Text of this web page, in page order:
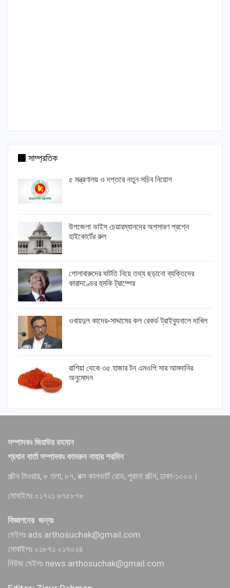
সাম্প্রতিক
৫ মন্ত্রণালয় ও দপ্তরে নতুন সচিব নিয়োগ
উপজেলা ভাইস চেয়ারম্যানদের অপসারণ প্রশ্নে
হাইকোর্টের রুল
গোলাবারুদের ঘাটতি নিয়ে তথ্য ছড়ানো ব্যক্তিদের
কারাদণ্ডের হুমকি ট্রাম্পের
ওবায়দুল কাদের-সাদ্দামের কল রেকর্ড ট্রাইব্যুনালে দাখিল
রাশিয়া থেকে ৩৫ হাজার টন এমওপি সার আমদানির
অনুমোদন
সম্পাদকঃ জিয়াউর রহমান
প্রধান বার্তা সম্পাদকঃ কামরুন নাহার শরমিন
পল্টন টাওয়ার, ৮ তলা, ৮৭, বক্স কালভার্ট রোড, পুরানা পল্টন, ঢাকা-১০০০।
মোবাইলঃ ০১৭২১ ৬৭৫৮৭৮
বিজ্ঞাপনের জন্যঃ
মেইলঃ ads.arthosuchak@gmail.com
মোবাইলঃ ০১৮৭১ ০১৭০২৪
নিউজ মেইলঃ news.arthosuchak@gmail.com